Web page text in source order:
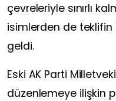
çevreleriyle sınırlı
isimlerden de
geldi.
Eski AK Parti
düzenlemeye ilişkin